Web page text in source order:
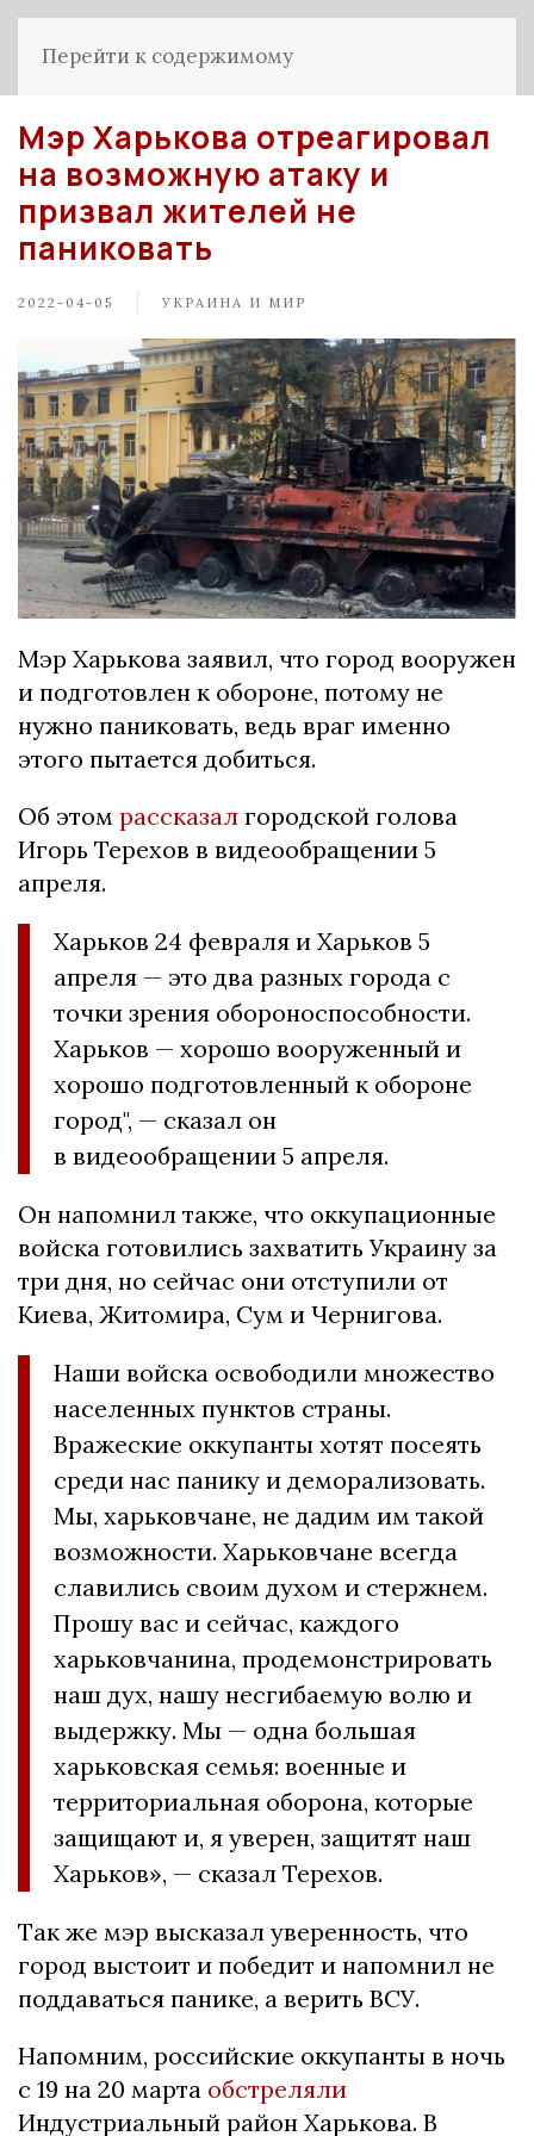
Перейти к содержимому
Мэр Харькова отреагировал
на возможную атаку и
призвал жителей не
паниковать
2022-04-05 УКРАИНА И МИР
Мэр Харькова заявил, что город вооружен
и подготовлен к обороне, потому не
нужно паниковать, ведь враг именно
этого пытается добиться.
Об этом рассказал городской голова
Игорь Терехов в видеообращении 5
апреля.
Харьков 24 февраля и Харьков 5
апреля — это два разных города с
точки зрения обороноспособности.
Харьков — хорошо вооруженный и
хорошо подготовленный к обороне
город", — сказал он
в видеообращении 5 апреля.
Он напомнил также, что оккупационные
войска готовились захватить Украину за
три дня, но сейчас они отступили от
Киева, Житомира, Сум и Чернигова.
Наши войска освободили множество
населенных пунктов страны.
Вражеские оккупанты хотят посеять
среди нас панику и деморализовать.
Мы, харьковчане, не дадим им такой
возможности. Харьковчане всегда
славились своим духом и стержнем.
Прошу вас и сейчас, каждого
харьковчанина, продемонстрировать
наш дух, нашу несгибаемую волю и
выдержку. Мы — одна большая
харьковская семья: военные и
территориальная оборона, которые
защищают и, я уверен, защитят наш
Харьков», — сказал Терехов.
Так же мэр высказал уверенность, что
город выстоит и победит и напомнил не
поддаваться панике, а верить ВСУ.
Напомним, российские оккупанты в ночь
с 19 на 20 марта обстреляли
Индустриальный район Харькова. В